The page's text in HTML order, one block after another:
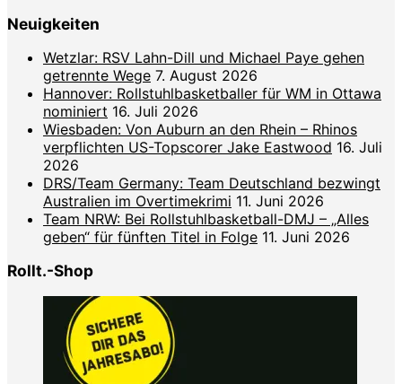
Neuigkeiten
Wetzlar: RSV Lahn-Dill und Michael Paye gehen
getrennte Wege 7. August 2026
Hannover: Rollstuhlbasketballer für WM in Ottawa
nominiert 16. Juli 2026
Wiesbaden: Von Auburn an den Rhein – Rhinos
verpflichten US-Topscorer Jake Eastwood 16. Juli
2026
DRS/Team Germany: Team Deutschland bezwingt
Australien im Overtimekrimi 11. Juni 2026
Team NRW: Bei Rollstuhlbasketball-DMJ – „Alles
geben“ für fünften Titel in Folge 11. Juni 2026
Rollt.-Shop